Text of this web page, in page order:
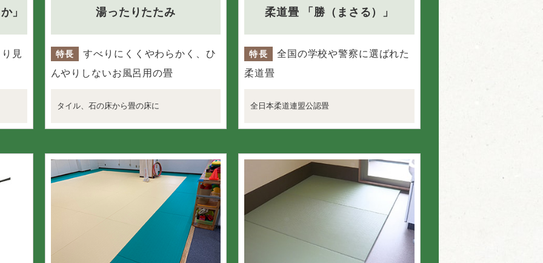
」
見
湯ったりたたみ
特長
すべりにくくやわらかく、ひ
んやりしないお風呂用の畳
タイル、石の床から畳の床に
柔道畳 「勝（まさる）」
特長
全国の学校や警察に選ばれた
柔道畳
全日本柔道連盟公認畳